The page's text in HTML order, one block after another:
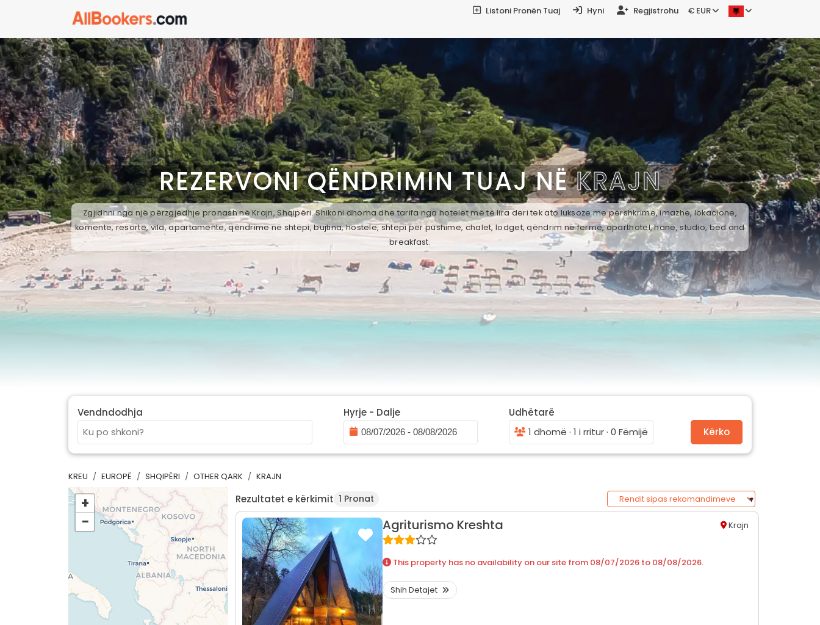
Listoni Pronën Tuaj Hyni Regjistrohu € EUR
REZERVONI QËNDRIMIN TUAJ NËKRAJN
Zgjidhni nga një përzgjedhje pronash në Krajn, Shqipëri. Shikoni dhoma dhe tarifa nga hotelet më të lira deri tek ato luksoze me përshkrime, imazhe, lokacione,
komente, resorte, vila, apartamente, qëndrime në shtëpi, bujtina, hostele, shtepi per pushime, chalet, lodget, qëndrim në fermë, aparthotel, hanë, studio, bed and
breakfast.
Vendndodhja Hyrje - Dalje
Udhëtarë
1 dhomë · 1 i rritur · 0 Fëmijë
Kërko
KREU EUROPË SHQIPËRI OTHER QARK KRAJN
+
−
Rezultatet e kërkimit 1 Pronat
Agriturismo Kreshta Krajn
This property has no availability on our site from 08/07/2026 to 08/08/2026.
Shih Detajet